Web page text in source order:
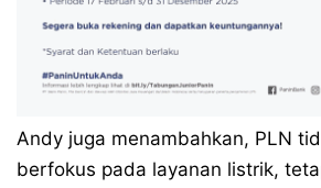
Andy juga menambahkan, PLN
berfokus pada layanan listrik,